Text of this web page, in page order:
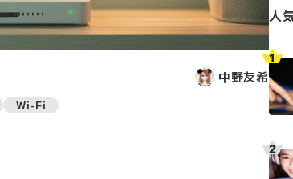
中野友希
Wi-Fi
人